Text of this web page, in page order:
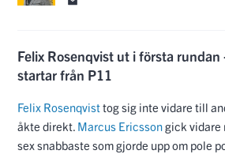
Felix Rosenqvist ut i första rundan
startar från P11
Felix Rosenqvisttog sig inte vidare till
åkte direkt. Marcus Ericssongick vidare
sex snabbaste som gjorde upp om pole